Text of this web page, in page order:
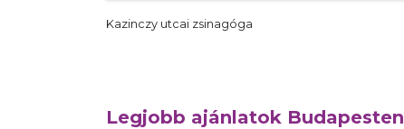
Kazinczy utcai zsinagóga
Legjobb ajánlatok Budapesten